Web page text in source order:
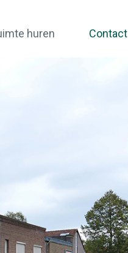
huren Contact